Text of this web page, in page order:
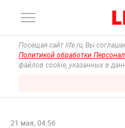
Посещая сайт life.ru, Вы
Политикой обработки
файлов cookie, указанных в
21 мая, 04:56